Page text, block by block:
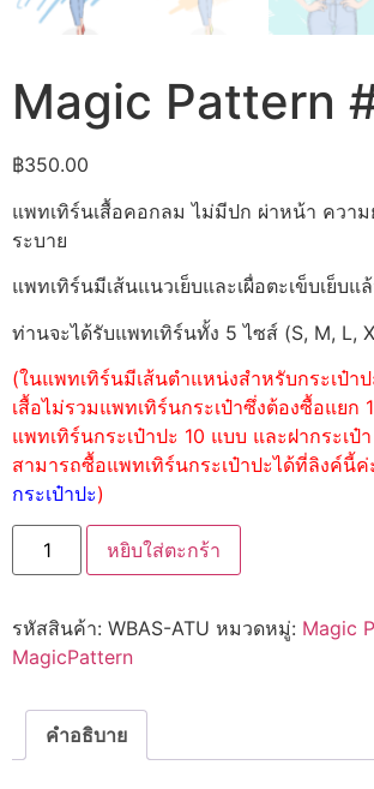
Magic Pattern
฿350.00
แพทเทิร์นเสื้อคอกลม ไม่มีปก ผ่าหน้า ความ
ระบาย
แพทเทิร์นมีเส้นแนวเย็บและเผื่อตะเข็บเย็บแ
ท่านจะได้รับแพทเทิร์นทั้ง 5 ไซส์ (S, M, L,
(ในแพทเทิร์นมีเส้นตำแหน่งสำหรับกระเป๋า
เสื้อไม่รวมแพทเทิร์นกระเป๋าซึ่งต้องซื้อแยก
แพทเทิร์นกระเป๋าปะ 10 แบบ และฝากระเ
สามารถซื้อแพทเทิร์นกระเป๋าปะได้ที่ลิงค์นี้ค่
กระเป๋าปะ)
หยิบใส่ตะกร้า
รหัสสินค้า: WBAS-ATU หมวดหมู่: Magic
MagicPattern
คำอธิบาย